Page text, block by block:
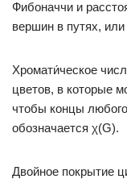
Фибоначчи и
вершин в путях,
Хромати́ческое
цветов, в которые
чтобы концы
обозначается χ(G).
Двойное покрытие